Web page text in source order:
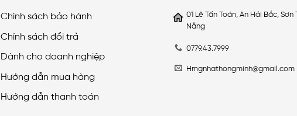
Chính sách bảo hành
Chính sách đổi trả
Dành cho doanh nghiệp
Hướng dẫn mua hàng
Hướng dẫn thanh toán
01 Lê Tấn Toán, An Hải Bắc, Sơn
Nẵng
0779.43.7999
Hmgnhathongminh@gmail.com